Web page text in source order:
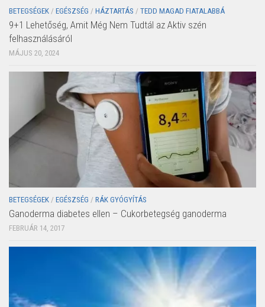
BETEGSÉGEK / EGÉSZSÉG / HÁZTARTÁS / TEDD MAGAD FIATALABBÁ
9+1 Lehetőség, Amit Még Nem Tudtál az Aktiv szén
felhasználásáról
MÁJUS 20, 2024
BETEGSÉGEK / EGÉSZSÉG / RÁK GYÓGYÍTÁS
Ganoderma diabetes ellen – Cukorbetegség ganoderma
FEBRUÁR 14, 2017